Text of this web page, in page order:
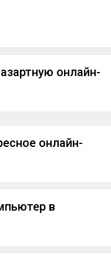
онлайн-
онлайн-
в